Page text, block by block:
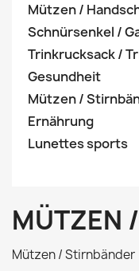
Mützen /
Schnürsenkel /
Trinkrucksack /
Gesundheit
Mützen /
Ernährung
Lunettes sports
MÜTZEN
Mützen / Stirnbänder